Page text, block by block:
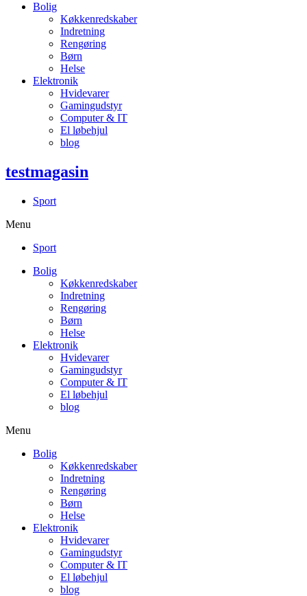
Bolig
Køkkenredskaber
Indretning
Rengøring
Børn
Helse
Elektronik
Hvidevarer
Gamingudstyr
Computer & IT
El løbehjul
blog
testmagasin
Sport
Menu
Sport
Bolig
Køkkenredskaber
Indretning
Rengøring
Børn
Helse
Elektronik
Hvidevarer
Gamingudstyr
Computer & IT
El løbehjul
blog
Menu
Bolig
Køkkenredskaber
Indretning
Rengøring
Børn
Helse
Elektronik
Hvidevarer
Gamingudstyr
Computer & IT
El løbehjul
blog